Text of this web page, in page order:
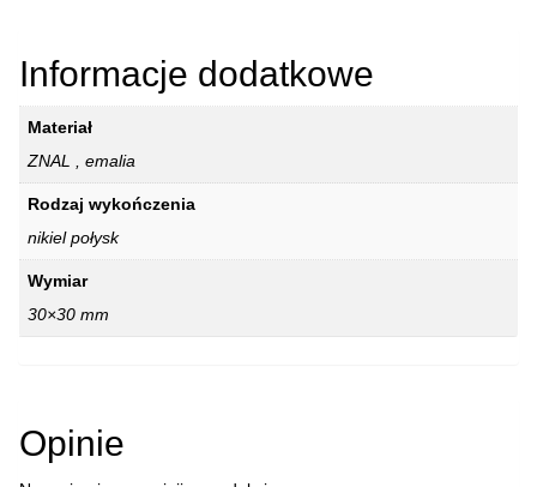
Informacje dodatkowe
Materiał
ZNAL , emalia
Rodzaj wykończenia
nikiel połysk
Wymiar
30×30 mm
Opinie